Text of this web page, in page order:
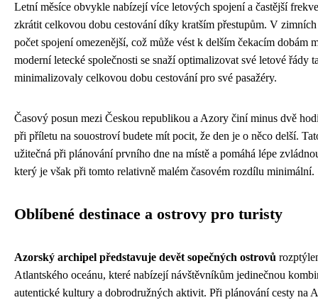
Letní měsíce obvykle nabízejí více letových spojení a častější
zkrátit celkovou dobu cestování díky kratším přestupům. V
počet spojení omezenější, což může vést k delším čekacím dobám
moderní letecké společnosti se snaží optimalizovat své letové řády
minimalizovaly celkovou dobu cestování pro své pasažéry.
Časový posun mezi Českou republikou a Azory činí minus dvě
při příletu na souostroví budete mít pocit, že den je o něco delší.
užitečná při plánování prvního dne na místě a pomáhá lépe
který je však při tomto relativně malém časovém rozdílu minimální.
Oblíbené destinace a ostrovy pro turisty
Azorský archipel představuje devět sopečných ostrovů
Atlantského oceánu, které nabízejí návštěvníkům jedinečnou
autentické kultury a dobrodružných aktivit. Při plánování cesty na